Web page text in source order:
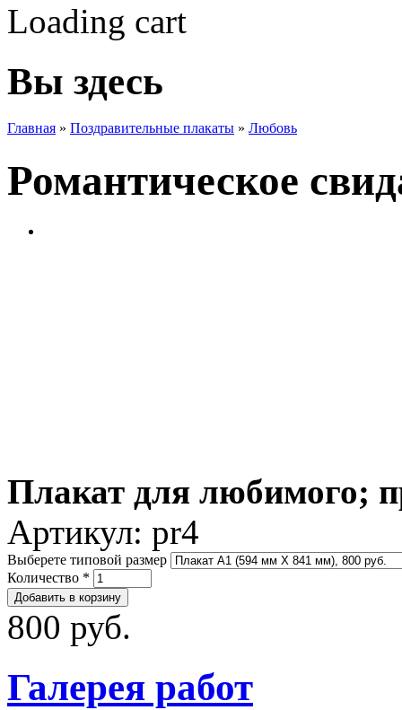
Loading cart
Вы здесь
Главная » Поздравительные плакаты » Любовь
Романтическое
Плакат для любимого;
Артикул: pr4
Выберете типовой размер
Количество *
800 руб.
Галерея работ